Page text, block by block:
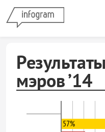
мэров ’14
57%